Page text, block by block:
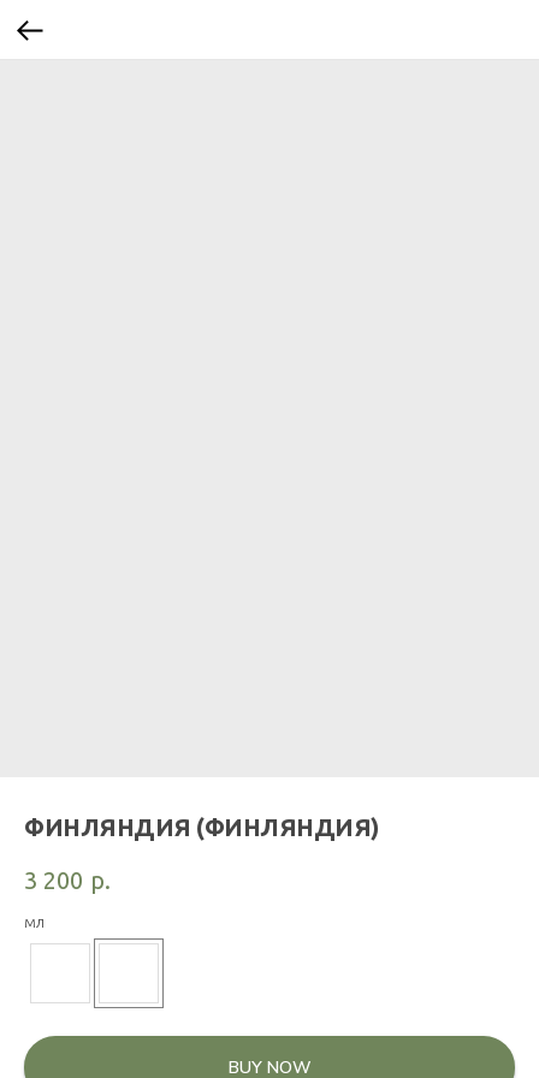
ФИНЛЯНДИЯ (ФИНЛЯНДИЯ)
3 200 р.
мл
BUY NOW